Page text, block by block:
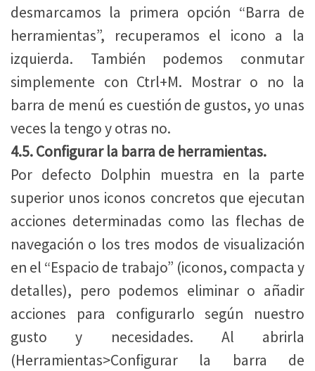
desmarcamos la primera opción “Barra de
herramientas”, recuperamos el icono a la
izquierda. También podemos conmutar
simplemente con Ctrl+M. Mostrar o no la
barra de menú es cuestión de gustos, yo unas
veces la tengo y otras no.
4.5. Configurar la barra de herramientas.
Por defecto Dolphin muestra en la parte
superior unos iconos concretos que ejecutan
acciones determinadas como las flechas de
navegación o los tres modos de visualización
en el “Espacio de trabajo” (iconos, compacta y
detalles), pero podemos eliminar o añadir
acciones para configurarlo según nuestro
gusto y necesidades. Al abrirla
(Herramientas>Configurar la barra de